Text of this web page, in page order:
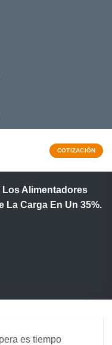
COTIZACIÓN
aumentar la
Los Alimentadores
La Carga En Un 35%.
es tiempo